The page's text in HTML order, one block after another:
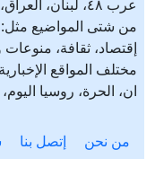
عرب ٤٨، لبنان،
من شتى المواضيع مثل:
إقتصاد، ثقافة، منوعات
مختلف المواقع
ان، الحرة، روسيا
من نحن إتصل بنا